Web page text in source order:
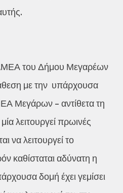
του Δήμου Μεγαρέων
με την υπάρχουσα
Μεγάρων – αντίθετα τη
λειτουργεί πρωινές
να λειτουργεί το
καθίσταται αδύνατη η
δομή έχει γεμίσει